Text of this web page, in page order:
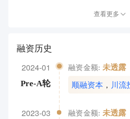
查看更多
融资历史
2024-01
Pre-A轮
融资金额: 未透露
顺融资本 ， 川流
2023-03 融资金额: 未透露